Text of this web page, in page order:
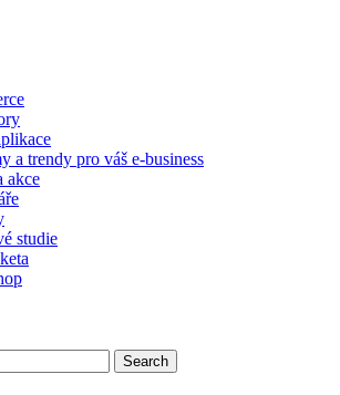
a trendy pro váš e-business
akce
studie